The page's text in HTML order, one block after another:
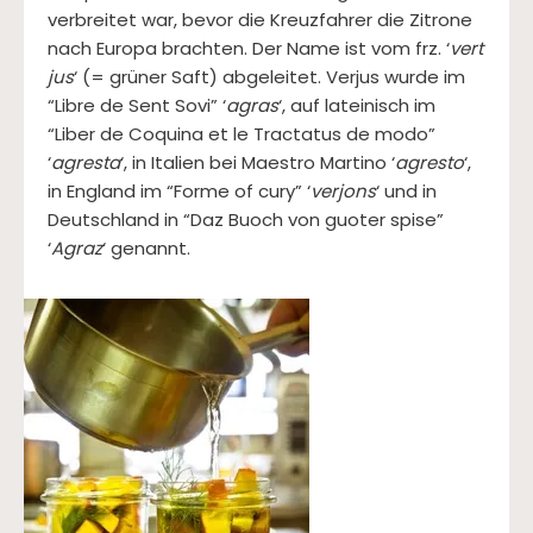
verbreitet war, bevor die Kreuzfahrer die Zitrone
nach Europa brachten. Der Name ist vom frz. ‘vert
jus‘ (= grüner Saft) abgeleitet. Verjus wurde im
“Libre de Sent Sovi” ‘agras‘, auf lateinisch im
“Liber de Coquina et le Tractatus de modo”
‘agresta‘, in Italien bei Maestro Martino ‘agresto‘,
in England im “Forme of cury” ‘verjons‘ und in
Deutschland in “Daz Buoch von guoter spise”
‘Agraz‘ genannt.